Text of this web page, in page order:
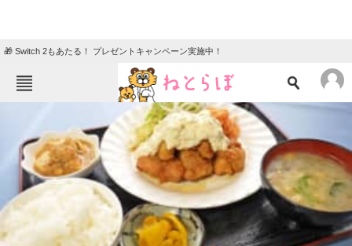
🎁 Switch 2もあたる！ プレゼントキャンペーン実施中！
ニュース
エンタメ クイズ
グルメ 地域
教育・育児